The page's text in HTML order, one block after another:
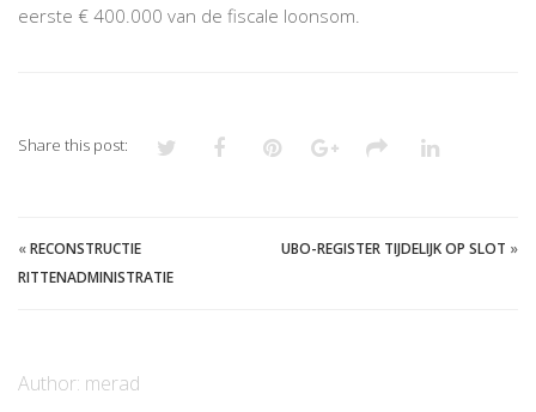
eerste € 400.000 van de fiscale loonsom.
Share this post:
«RECONSTRUCTIE
RITTENADMINISTRATIE
UBO-REGISTER TIJDELIJK OP SLOT »
Author: merad